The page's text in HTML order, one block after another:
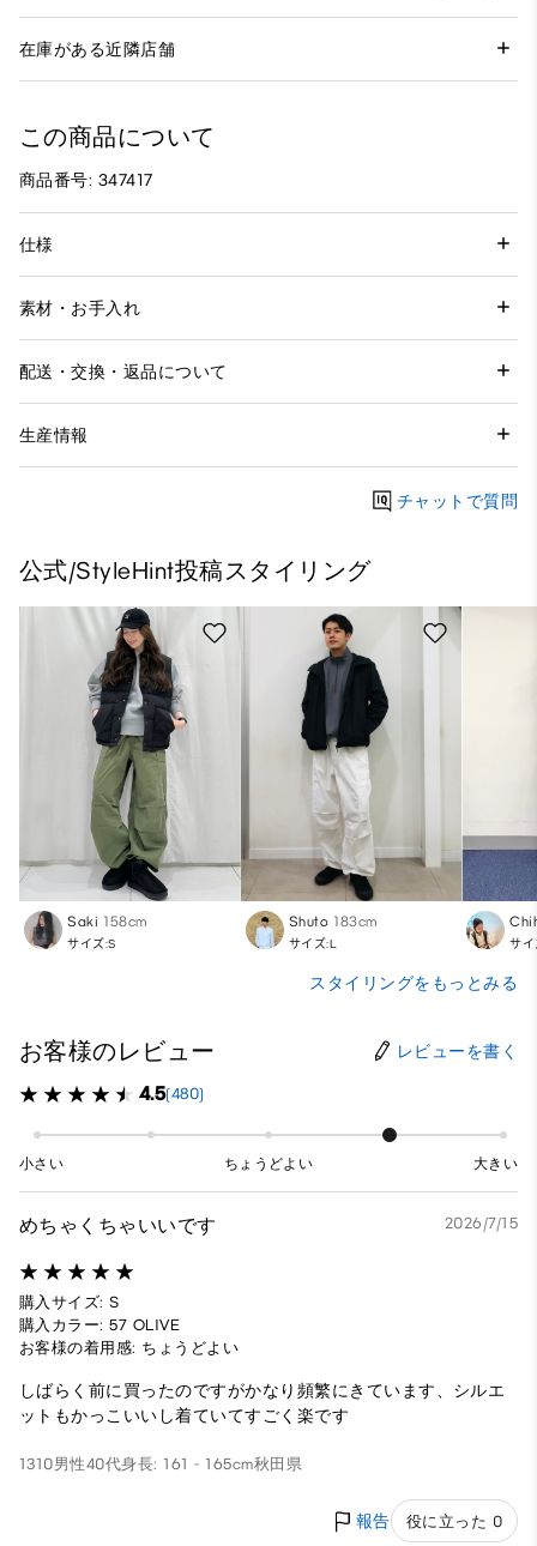
在庫がある近隣店舗
この商品について
商品番号: 347417
仕様
素材・お手入れ
配送・交換・返品について
生産情報
チャットで質問
公式/StyleHint投稿スタイリング
Saki 158cm
サイズ:S
Shuto 183cm
サイズ:L サイ
スタイリングをもっとみる
お客様のレビュー レビューを書く
4.5(480)
小さい ちょうどよい 大きい
めちゃくちゃいいです 2026/7/15
購入サイズ: S
購入カラー: 57 OLIVE
お客様の着用感: ちょうどよい
しばらく前に買ったのですがかなり頻繁にきています、シルエ
ットもかっこいいし着ていてすごく楽です
1310男性40代身長: 161 - 165cm秋田県
報告 役に立った 0